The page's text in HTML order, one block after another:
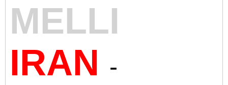
MELLI
IRAN -